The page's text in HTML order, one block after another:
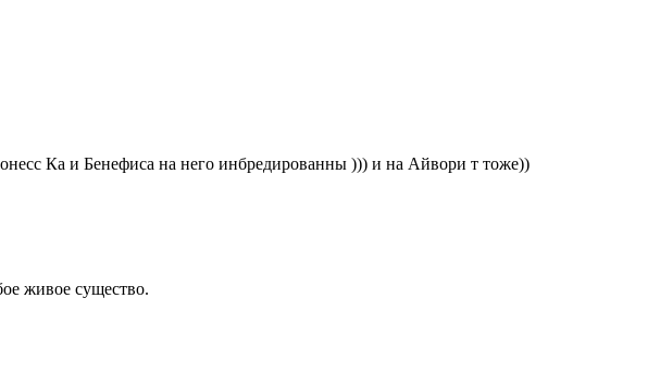
Ка и Бенефиса на него инбредированны ))) и на Айвори т тоже))
живое существо.